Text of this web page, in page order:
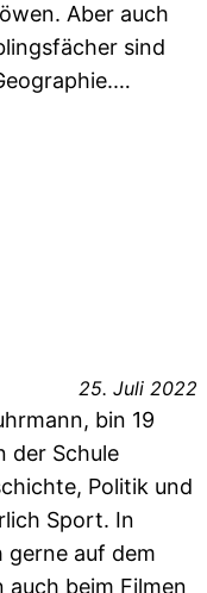
Aber auch
sind
25. Juli 2022
bin 19
der Schule
Politik und
Sport. In
gerne auf dem
beim Filmen